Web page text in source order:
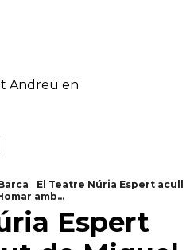
El Teatre Núria Espert acull
amb...
Espert